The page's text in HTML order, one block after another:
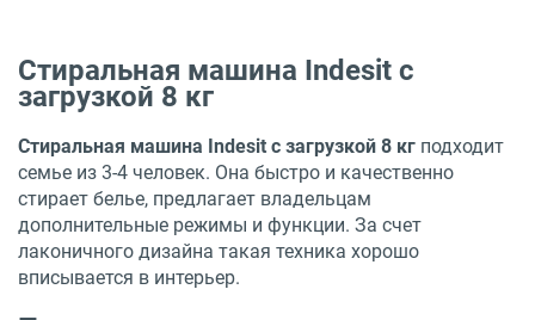
Стиральная машина Indesit с
загрузкой 8 кг
Стиральная машина Indesit с загрузкой 8 кг подходит
семье из 3-4 человек. Она быстро и качественно
стирает белье, предлагает владельцам
дополнительные режимы и функции. За счет
лаконичного дизайна такая техника хорошо
вписывается в интерьер.